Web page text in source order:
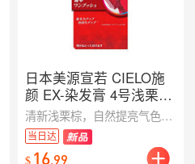
日本美源宣若 CIELO施
颜 EX-染发膏 4号浅栗棕
40g*2
清新浅栗棕，自然提亮气色；膏体顺滑好推，染后光泽柔和，居家染发也能轻松搞定理想发色。
当日达
$ 16.99